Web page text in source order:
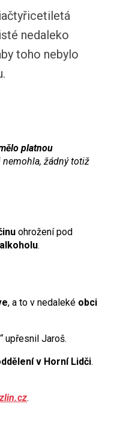
nedaleko
toho nebylo
platnou
nemohla, žádný totiž
ohrožení pod
.
, a to v nedaleké obci
upřesnil Jaroš.
v Horní Lidči.
.